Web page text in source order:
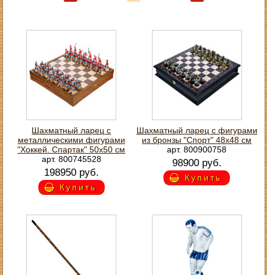
Шахматный ларец с
металлическими фигурами
"Хоккей. Спартак" 50х50 см
арт. 800745528
198950 руб.
Купить
Шахматный ларец с фигурами
из бронзы "Спорт" 48х48 см
арт. 800900758
98900 руб.
Купить